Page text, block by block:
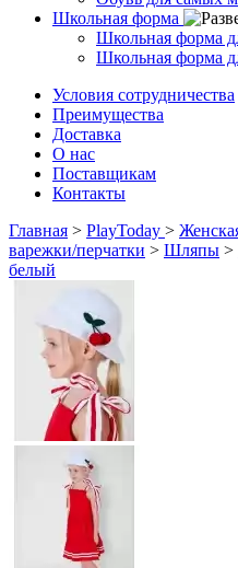
Школьная форма
Школьная форма
Школьная форма
Условия сотрудничества
Преимущества
Доставка
О нас
Поставщикам
Контакты
Главная > PlayToday >
варежки/перчатки > Шляпы >
белый